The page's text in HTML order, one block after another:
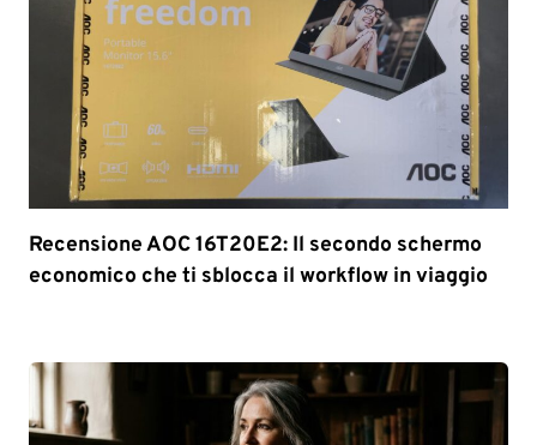
Recensione AOC 16T20E2: Il secondo schermo
economico che ti sblocca il workflow in viaggio